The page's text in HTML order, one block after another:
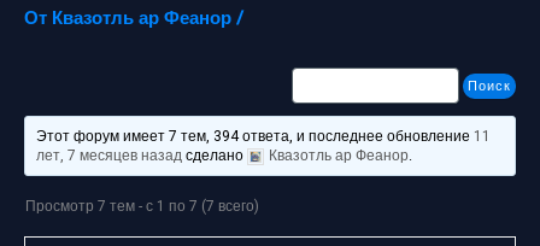
От Квазотль ар Феанор/
Этот форум имеет 7 тем, 394 ответа, и последнее обновление 11
лет, 7 месяцев назадсделано Квазотль ар Феанор.
Просмотр 7 тем - с 1 по 7 (7 всего)